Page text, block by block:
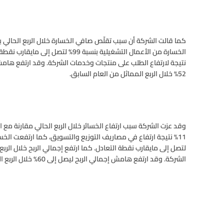
52% خلال الربع المماثل من العام السابق.
وقد عزت الشركة سبب ارتفاع الخسائر خلال الربع الحالي مقارنة مع
الشركة. وقد ارتفع هامش إجمالي الربح ليصل إلى 60% خلال الربع الحالي مقارنة مع 57% خلال الربع السابق.